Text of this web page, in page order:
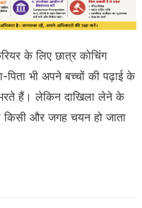
के लिए छात्र कोचिंग
पिता भी अपने बच्चों की पढ़ाई के
हैं। लेकिन दाखिला लेने के
और जगह चयन हो जाता